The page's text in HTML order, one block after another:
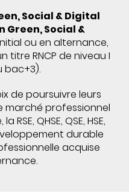
Social & Digital
Green, Social &
ou en alternance,
RNCP de niveau I
bac+3).
de poursuivre leurs
marché professionnel
QHSE, QSE, HSE,
durable
acquise